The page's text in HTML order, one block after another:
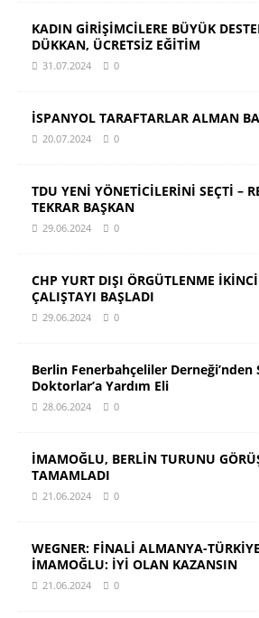
KADIN GİRİŞİMCİLERE BÜYÜK
DÜKKAN, ÜCRETSİZ EĞİTİM
31.07.2024 0
İSPANYOL TARAFTARLAR ALMAN
20.07.2024 0
TDU YENİ YÖNETİCİLERİNİ SEÇTİ –
TEKRAR BAŞKAN
29.06.2024 0
CHP YURT DIŞI ÖRGÜTLENME
ÇALIŞTAYI BAŞLADI
29.06.2024 0
Berlin Fenerbahçeliler Derneği’nden
Doktorlar’a Yardım Eli
28.06.2024 0
İMAMOĞLU, BERLİN TURUNU
TAMAMLADI
21.06.2024 0
WEGNER: FİNALİ ALMANYA-
İMAMOĞLU: İYİ OLAN KAZANSIN
21.06.2024 0